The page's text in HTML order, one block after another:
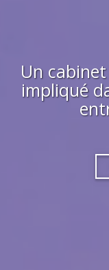
Un
impliqué